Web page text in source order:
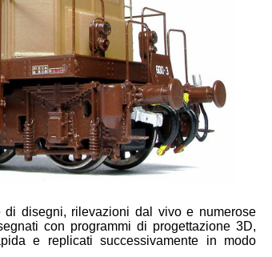
di disegni, rilevazioni dal vivo e numerose
con programmi di progettazione 3D,
e replicati successivamente in modo